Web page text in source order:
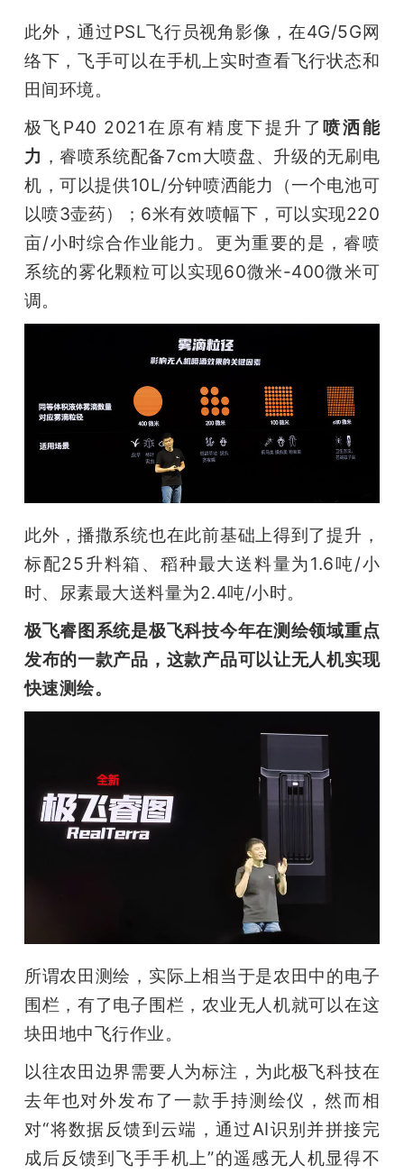
此外，通过PSL飞行员视角影像，在4G/5G网
络下，飞手可以在手机上实时查看飞行状态和
田间环境。
极飞P40 2021在原有精度下提升了喷洒能
力 ，睿喷系统配备7cm大喷盘、升级的无刷电
机，可以提供10L/分钟喷洒能力（一个电池可
以喷3壶药）；6米有效喷幅下，可以实现220
亩/小时综合作业能力。更为重要的是，睿喷
系统的雾化颗粒可以实现60微米-400微米可
调。
此外，播撒系统也在此前基础上得到了提升，
标配25升料箱、稻种最大送料量为1.6吨/小
时、尿素最大送料量为2.4吨/小时。
极飞睿图系统是极飞科技今年在测绘领域重点
发布的一款产品，这款产品可以让无人机实现
快速测绘。
所谓农田测绘，实际上相当于是农田中的电子
围栏，有了电子围栏，农业无人机就可以在这
块田地中飞行作业。
以往农田边界需要人为标注，为此极飞科技在
去年也对外发布了一款手持测绘仪，然而相
对“将数据反馈到云端，通过AI识别并拼接完
成后反馈到飞手手机上”的遥感无人机显得不